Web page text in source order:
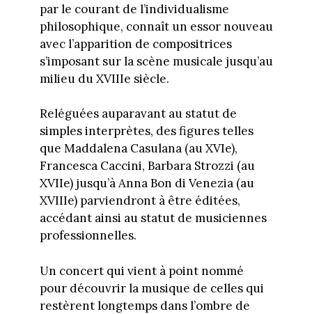
par le courant de l’individualisme
philosophique, connaît un essor nouveau
avec l’apparition de compositrices
s’imposant sur la scène musicale jusqu’au
milieu du XVIIIe siècle.
Reléguées auparavant au statut de
simples interprètes, des figures telles
que Maddalena Casulana (au XVIe),
Francesca Caccini, Barbara Strozzi (au
XVIIe) jusqu’à Anna Bon di Venezia (au
XVIIIe) parviendront à être éditées,
accédant ainsi au statut de musiciennes
professionnelles.
Un concert qui vient à point nommé
pour découvrir la musique de celles qui
restèrent longtemps dans l’ombre de